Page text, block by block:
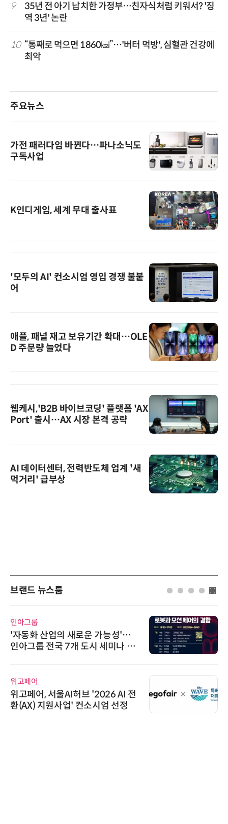
9
35년 전 아기 납치한 가정부…친자식처럼 키워서? '징
역 3년' 논란
10 “통째로 먹으면 1860㎉”…'버터 먹방', 심혈관 건강에
최악
주요뉴스
가전 패러다임 바뀐다…파나소닉도
구독사업
K인디게임, 세계 무대 출사표
'모두의 AI' 컨소시엄 영입 경쟁 불붙
어
애플, 패널 재고 보유기간 확대…OLE
D 주문량 늘었다
웹케시,'B2B 바이브코딩' 플랫폼 'AX
Port' 출시…AX 시장 본격 공략
AI 데이터센터, 전력반도체 업계 '새
먹거리' 급부상
브랜드 뉴스룸
인아그룹
'자동화 산업의 새로운 가능성'…
인아그룹 전국 7개 도시 세미나 페
위고페어
위고페어, 서울AI허브 '2026 AI 전
환(AX) 지원사업' 컨소시엄 선정